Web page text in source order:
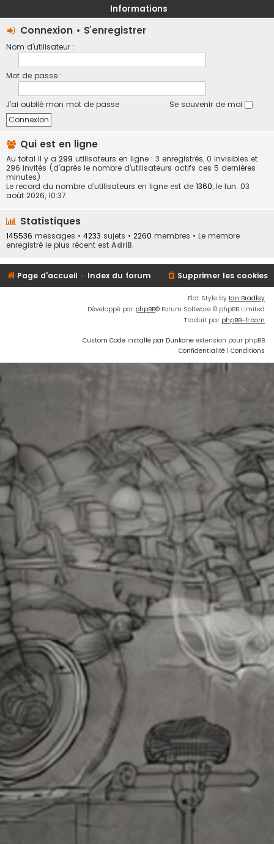
Informations
Connexion • S’enregistrer
Nom d’utilisateur :
Mot de passe :
J’ai oublié mon mot de passe Se souvenir de moi
Qui est en ligne
Au total il y a 299 utilisateurs en ligne : 3 enregistrés, 0 invisibles et
296 invités (d’après le nombre d’utilisateurs actifs ces 5 dernières
minutes)
Le record du nombre d’utilisateurs en ligne est de 1360, le lun. 03
août 2026, 10:37
Statistiques
145536 messages • 4233 sujets • 2260 membres • Le membre
enregistré le plus récent est AdriB.
Page d'accueil Index du forum Supprimer les cookies
Flat Style by Ian Bradley
Développé par phpBB® Forum Software © phpBB Limited
Traduit par phpBB-fr.com
Custom Code installé par Dunkane extension pour phpBB
Confidentialité | Conditions